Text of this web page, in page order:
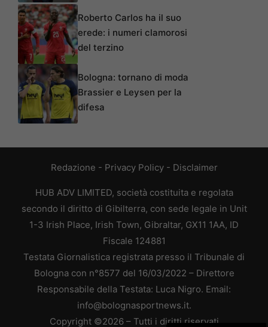
Roberto Carlos ha il suo
erede: i numeri clamorosi
del terzino
Bologna: tornano di moda
Brassier e Leysen per la
difesa
Redazione - Privacy Policy- Disclaimer
HUB ADV LIMITED, società costituita e regolata
secondo il diritto di Gibilterra, con sede legale in Unit
1-3 Irish Place, Irish Town, Gibraltar, GX11 1AA, ID
Fiscale 124881
Testata Giornalistica registrata presso il Tribunale di
Bologna con n°8577 del 16/03/2022 – Direttore
Responsabile della Testata: Luca Nigro. Email:
info@bolognasportnews.it.
Copyright ©2026 – Tutti i diritti riservati